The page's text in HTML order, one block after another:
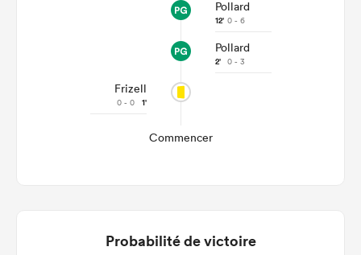
Pollard
12' 0 - 6
Pollard
2' 0 - 3
Frizell
0 - 0 1'
Commencer
Probabilité de victoire